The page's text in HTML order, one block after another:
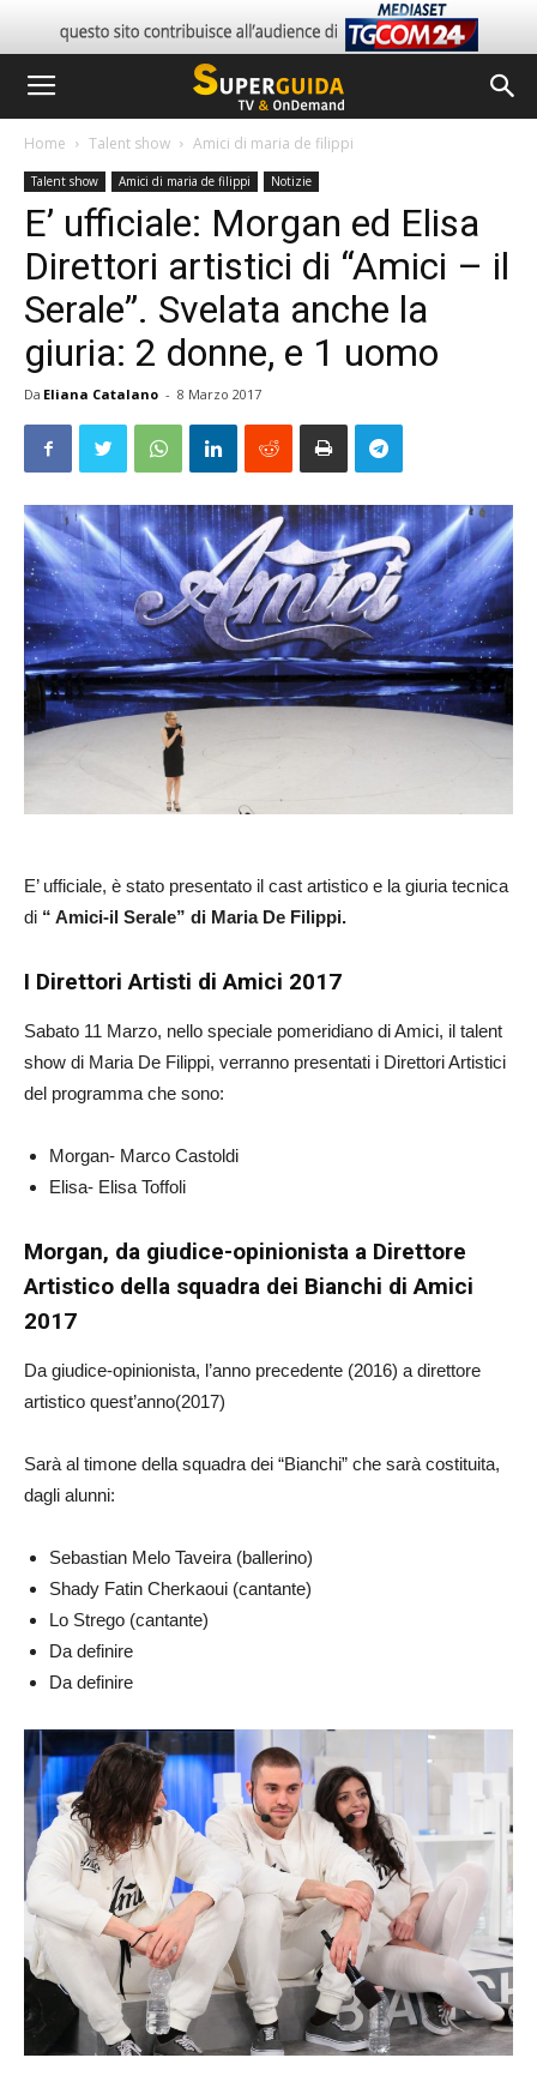
Home Talent show Amici di maria de filippi
Talent show Amici di maria de filippi Notizie
E’ ufficiale: Morgan ed Elisa
Direttori artistici di “Amici – il
Serale”. Svelata anche la
giuria: 2 donne, e 1 uomo
Da Eliana Catalano - 8 Marzo 2017
E’ ufficiale, è stato presentato il cast artistico e la giuria tecnica
di “ Amici-il Serale” di Maria De Filippi.
I Direttori Artisti di Amici 2017
Sabato 11 Marzo, nello speciale pomeridiano di Amici, il talent
show di Maria De Filippi, verranno presentati i Direttori Artistici
del programma che sono:
Morgan- Marco Castoldi
Elisa- Elisa Toffoli
Morgan, da giudice-opinionista a Direttore
Artistico della squadra dei Bianchi di Amici
2017
Da giudice-opinionista, l’anno precedente (2016) a direttore
artistico quest’anno(2017)
Sarà al timone della squadra dei “Bianchi” che sarà costituita,
dagli alunni:
Sebastian Melo Taveira (ballerino)
Shady Fatin Cherkaoui (cantante)
Lo Strego (cantante)
Da definire
Da definire